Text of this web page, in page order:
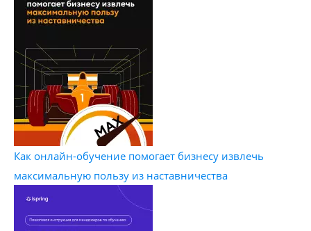
Как онлайн-обучение помогает бизнесу извлечь
максимальную пользу из наставничества